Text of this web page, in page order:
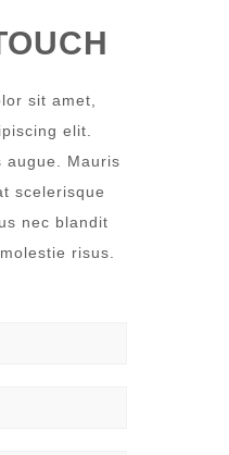
sit amet,
elit.
augue. Mauris
scelerisque
nec blandit
risus.